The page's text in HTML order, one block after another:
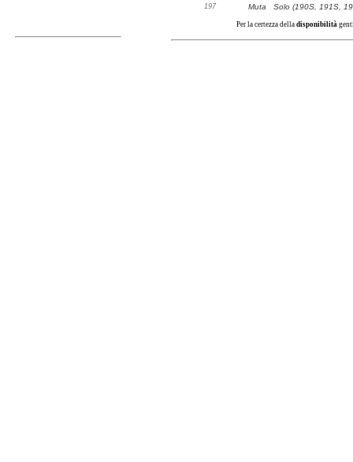
197 Muta Solo (190S, 191S,
Per la certezza della disponibilità